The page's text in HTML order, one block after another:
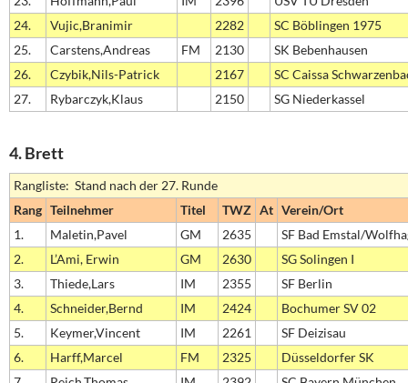
24.
Vujic,Branimir 2282
SC Böblingen 1975
25.
Carstens,Andreas FM 2130
SK Bebenhausen
26.
Czybik,Nils-Patrick 2167
SC Caissa
27.
Rybarczyk,Klaus 2150 SG Niederkassel
4. Brett
Rangliste: Stand nach der 27. Runde
Rang Teilnehmer Titel TWZ At Verein/Ort
1.
Maletin,Pavel GM 2635
SF Bad Emstal/
2.
L’Ami, Erwin GM 2630
SG Solingen I
3.
Thiede,Lars IM 2355
SF Berlin
4.
Schneider,Bernd IM 2424
Bochumer SV 02
5.
Keymer,Vincent IM 2261
SF Deizisau
6.
Harff,Marcel FM 2325
Düsseldorfer SK